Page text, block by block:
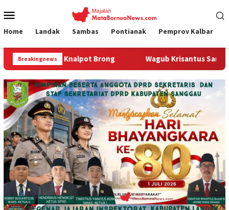
ke
Mobile
Home Landak Sambas Pontianak Pemprov Kalbar
Breakingnews
Brong Wagub Krisantus Sambut Kembali